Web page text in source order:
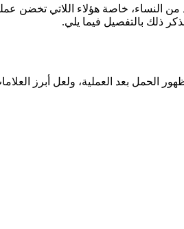
النساء، خاصة هؤلاء اللاتي تخضن
ذلك بالتفصيل فيما يلي.
الحمل بعد العملية، ولعل أبرز